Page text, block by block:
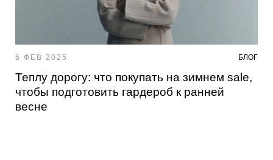
6 ФЕВ 2025 БЛОГ
Теплу дорогу: что покупать на зимнем sale,
чтобы подготовить гардероб к ранней
весне